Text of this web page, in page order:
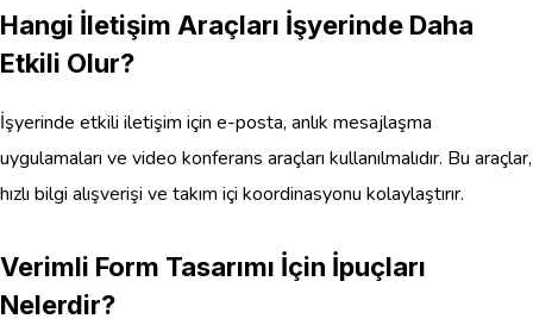
Hangi İletişim Araçları İşyerinde Daha
Etkili Olur?
İşyerinde etkili iletişim için e-posta, anlık mesajlaşma
uygulamaları ve video konferans araçları kullanılmalıdır. Bu araçlar,
hızlı bilgi alışverişi ve takım içi koordinasyonu kolaylaştırır.
Verimli Form Tasarımı İçin İpuçları
Nelerdir?